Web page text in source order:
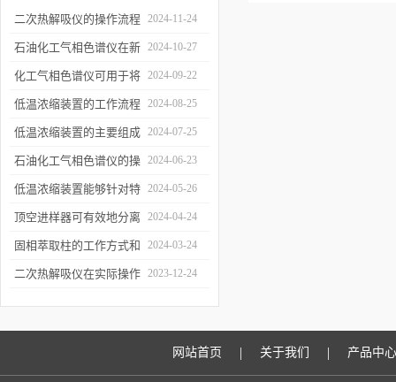
二次热解吸仪的操作流程
和使用注意事项
2024-11-24
石油化工气相色谱仪在新
材料、新产品的研发中的
应用
2024-10-27
化工气相色谱仪可用于将
样品引入色谱柱并推动分
离过程
2024-09-22
低温浓缩装置的工作流程
及使用注意事项
2024-08-25
低温浓缩装置的主要组成
部分及具体工作流程分析
2024-07-25
石油化工气相色谱仪的操
作要点详细分析
2024-06-23
低温浓缩装置能够针对特
定的目标组分进行有效浓
缩
2024-05-26
顶空进样器可有效地分离
和富集样品中的挥发性成
分
2024-04-24
固相萃取柱的工作方式和
应用场景
2024-03-24
二次热解吸仪在实际操作 2023-12-24
网站首页 | 关于我们 | 产品中心